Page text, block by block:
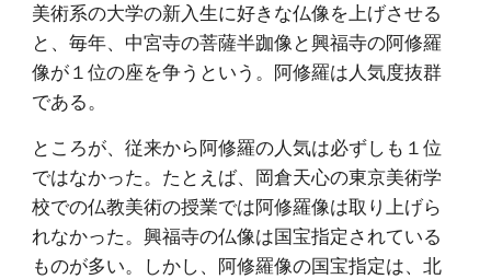
美術系の大学の新入生に好きな仏像を上げさせる
と、毎年、中宮寺の菩薩半跏像と興福寺の阿修羅
像が１位の座を争うという。阿修羅は人気度抜群
である。
ところが、従来から阿修羅の人気は必ずしも１位
ではなかった。たとえば、岡倉天心の東京美術学
校での仏教美術の授業では阿修羅像は取り上げら
れなかった。興福寺の仏像は国宝指定されている
ものが多い。しかし、阿修羅像の国宝指定は、北